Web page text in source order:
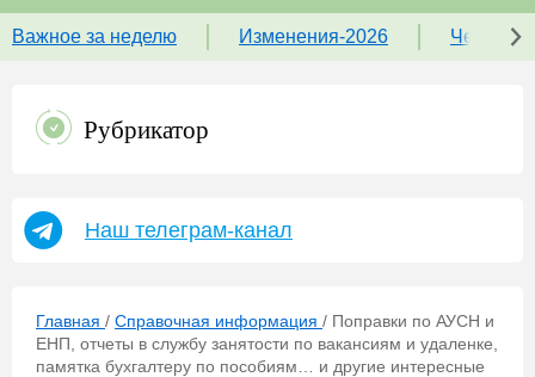
Важное за неделю Изменения-2026 Чек-
Рубрикатор
Наш телеграм-канал
Главная / Справочная информация / Поправки по АУСН и
ЕНП, отчеты в службу занятости по вакансиям и удаленке,
памятка бухгалтеру по пособиям… и другие интересные